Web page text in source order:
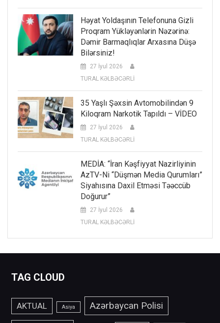
Həyat Yoldaşının Telefonuna Gizli
Proqram Yükləyənlərin Nəzərinə:
Dəmir Barmaqlıqlar Arxasına Düşə
Bilərsiniz!
27 İyul 2026
TURAL KƏLBƏCƏRLİ
35 Yaşlı Şəxsin Avtomobilindən 9
Kiloqram Narkotik Tapıldı – VİDEO
27 İyul 2026
TURAL KƏLBƏCƏRLİ
MEDİA: “İran Kəşfiyyat Nazirliyinin
AzTV-Ni “düşmən Media Qurumları”
Siyahısına Daxil Etməsi Təəccüb
Doğurur”
27 İyul 2026
TURAL KƏLBƏCƏRLİ
TAG CLOUD
AKTUAL Asiya Azərbaycan Polisi